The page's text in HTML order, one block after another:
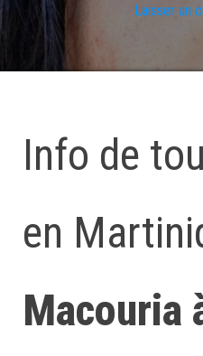
Laisser un
Info de
en
Macouria